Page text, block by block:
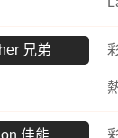
華碩
號覆蓋
兄弟